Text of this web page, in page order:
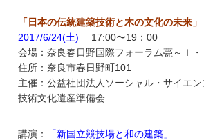
「日本の伝統建築技術と木の文化の未来」
2017/6/24(土) 17:00〜19：00
会場：奈良春日野国際フォーラム甍～Ｉ・
住所：奈良市春日野町101
主催：公益社団法人ソーシャル・サイエ
技術文化遺産準備会
講演： 「新国立競技場と和の建築」